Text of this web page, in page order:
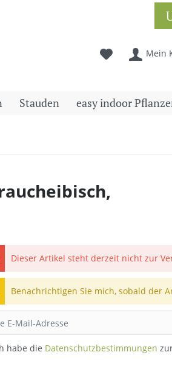
Mein
Stauden easy indoor
Dieser Artikel steht derzeit nicht zur
Benachrichtigen Sie mich, sobald der
habe die Datenschutzbestimmungen